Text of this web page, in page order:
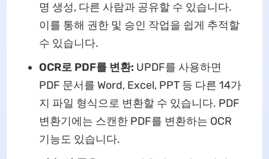
명 생성, 다른 사람과 공유할 수 있습니다.
이를 통해 권한 및 승인 작업을 쉽게 추적할
수 있습니다.
OCR로 PDF를 변환: UPDF를 사용하면
PDF 문서를 Word, Excel, PPT 등 다른 14가
지 파일 형식으로 변환할 수 있습니다. PDF
변환기에는 스캔한 PDF를 변환하는 OCR
기능도 있습니다.